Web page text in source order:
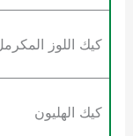
كيك اللوز
كيك الهليون